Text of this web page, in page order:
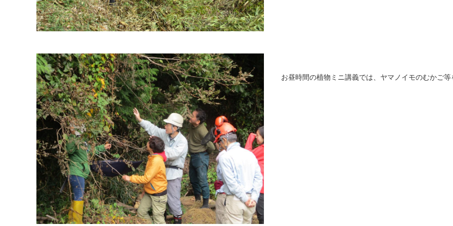
お昼時間の植物ミニ講義では、ヤマノイモのむかご等